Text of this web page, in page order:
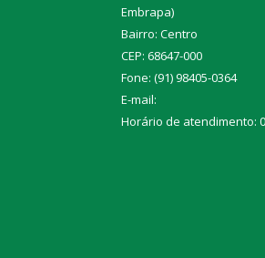
Embrapa)
Bairro: Centro
CEP: 68647-000
Fone: (91) 98405-0364
E-mail:
Horário de atendimento: